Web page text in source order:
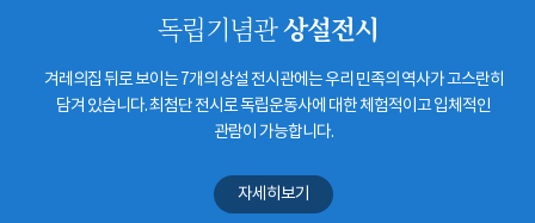
독립기념관상설전시
겨레의집 뒤로 보이는 7개의 상설 전시관에는 우리 민족의 역사가 고스란히
담겨 있습니다. 최첨단 전시로 독립운동사에 대한 체험적이고 입체적인
관람이 가능합니다.
자세히보기